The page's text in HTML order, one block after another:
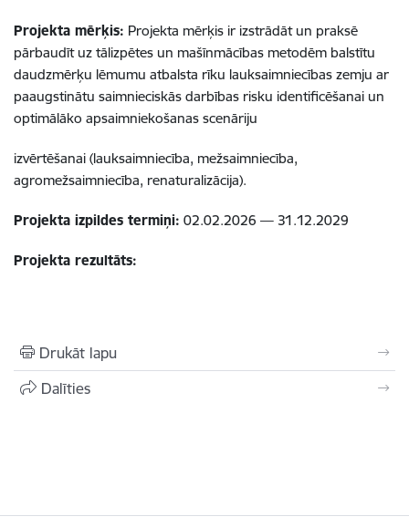
Projekta mērķis: Projekta mērķis ir izstrādāt un praksē
pārbaudīt uz tālizpētes un mašīnmācības metodēm balstītu
daudzmērķu lēmumu atbalsta rīku lauksaimniecības zemju ar
paaugstinātu saimnieciskās darbības risku identificēšanai un
optimālāko apsaimniekošanas scenāriju
izvērtēšanai (lauksaimniecība, mežsaimniecība,
agromežsaimniecība, renaturalizācija).
Projekta izpildes termiņi: 02.02.2026 — 31.12.2029
Projekta rezultāts:
Drukāt lapu
Dalīties